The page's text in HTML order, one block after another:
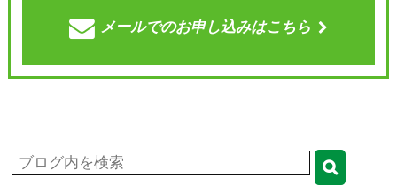
メールでのお申し込みはこちら